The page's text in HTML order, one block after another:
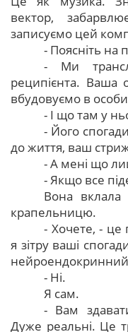
вектор,
записуємо цей
- Поясніть на
- Ми
реципієнта. Ваша
вбудовуємо в
- І що там у
- Його
до життя, ваш
- А мені що
- Якщо все
Вона вклала
крапельницю.
- Хочете, - це
я зітру ваші
- Ні.
Я сам.
- Вам
Дуже реальні. Це